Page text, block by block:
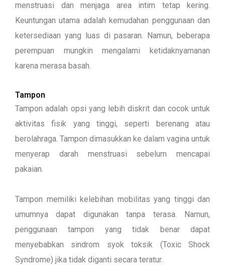
menstruasi dan menjaga area intim tetap kering.
Keuntungan utama adalah kemudahan penggunaan dan
ketersediaan yang luas di pasaran. Namun, beberapa
perempuan mungkin mengalami ketidaknyamanan
karena merasa basah.
Tampon
Tampon adalah opsi yang lebih diskrit dan cocok untuk
aktivitas fisik yang tinggi, seperti berenang atau
berolahraga. Tampon dimasukkan ke dalam vagina untuk
menyerap darah menstruasi sebelum mencapai
pakaian.
Tampon memiliki kelebihan mobilitas yang tinggi dan
umumnya dapat digunakan tanpa terasa. Namun,
penggunaan tampon yang tidak benar dapat
menyebabkan sindrom syok toksik (Toxic Shock
Syndrome) jika tidak diganti secara teratur.